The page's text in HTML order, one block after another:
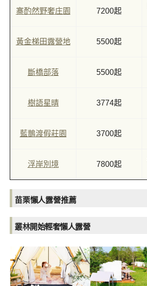
寨酌然野奢庄園 7200起
黃金梯田露營地 5500起
斷橋部落 5500起
樹語星晴 3774起
藍鵲渡假莊園 3700起
浮岸別境 7800起
苗栗懶人露營推薦
叢林開始輕奢懶人露營